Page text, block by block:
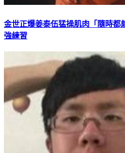
金世正爆姜泰伍猛操肌肉「隨時
強練習